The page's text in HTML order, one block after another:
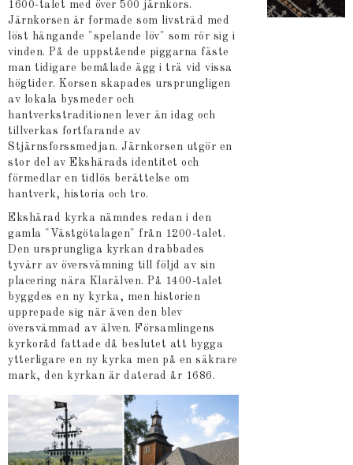
1600-talet med över 500 järnkors.
Järnkorsen är formade som livsträd med
löst hängande "spelande löv" som rör sig i
vinden. På de uppstående piggarna fäste
man tidigare bemålade ägg i trä vid vissa
högtider. Korsen skapades ursprungligen
av lokala bysmeder och
hantverkstraditionen lever än idag och
tillverkas fortfarande av
Stjärnsforssmedjan. Järnkorsen utgör en
stor del av Ekshärads identitet och
förmedlar en tidlös berättelse om
hantverk, historia och tro.
Ekshärad kyrka nämndes redan i den
gamla "Västgötalagen" från 1200-talet.
Den ursprungliga kyrkan drabbades
tyvärr av översvämning till följd av sin
placering nära Klarälven. På 1400-talet
byggdes en ny kyrka, men historien
upprepade sig när även den blev
översvämmad av älven. Församlingens
kyrkoråd fattade då beslutet att bygga
ytterligare en ny kyrka men på en säkrare
mark, den kyrkan är daterad år 1686.